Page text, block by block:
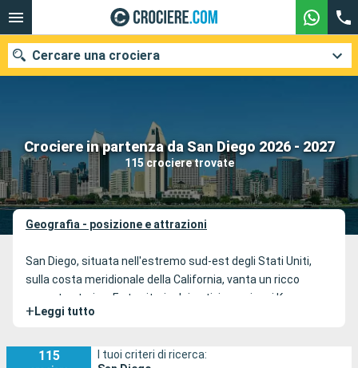
Crociere in partenza da San Diego 2026 - 2027
115 crociere trovate
Cercare una crociera
Le nostre destinazioni
Mesi di partenza
Ricerca
Geografia - posizione e attrazioni
San Diego, situata nell'estremo sud-est degli Stati Uniti,
sulla costa meridionale della California, vanta un ricco
passato storico. Ex territorio dei nativi americani Kumeyaay,
l'area di San Diego è stata scoperta dagli europei nel XVI
un cantiere navale. E' in questo cantiere navale che
+ Leggi tutto
115
I tuoi criteri di ricerca: